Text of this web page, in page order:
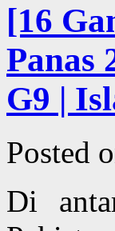
[16
Panas
G9 |
Posted
Di